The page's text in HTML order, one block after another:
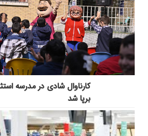
کارناوال شادی در مدرسه
برپا شد